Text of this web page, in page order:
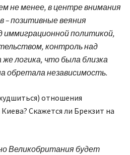
не менее, в центре внимания
– позитивные веяния
иммиграционной политикой,
контроль над
логика, что была близка
обретала независимость.
отношения
Скажется ли Брекзит на
Великобритания будет